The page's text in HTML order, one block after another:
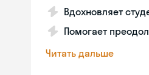
Вдохновляет
Помогает
Читать дальше